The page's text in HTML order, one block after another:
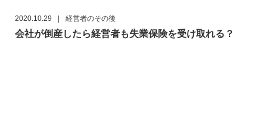
2020.10.29 経営者のその後
会社が倒産したら経営者も失業保険を受け取れる？